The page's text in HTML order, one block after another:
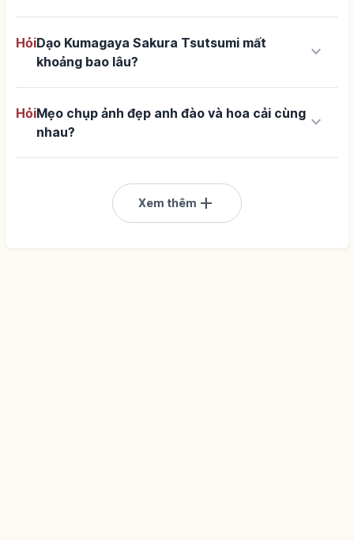
HỏiDạo Kumagaya Sakura Tsutsumi mất
khoảng bao lâu?
keyboard_arrow_down
HỏiMẹo chụp ảnh đẹp anh đào và hoa cải cùng
nhau?
keyboard_arrow_down
Xem thêm add